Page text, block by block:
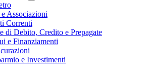
Associazioni
Correnti
di Debito, Credito e Prepagate
e Finanziamenti
e Investimenti